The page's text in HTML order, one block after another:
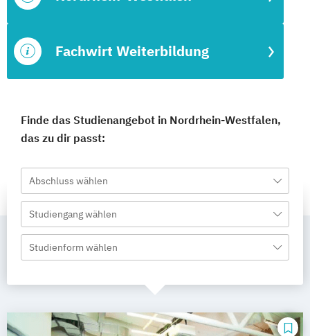
Fachwirt Weiterbildung
Finde das Studienangebot in Nordrhein-Westfalen,
das zu dir passt:
Abschluss wählen
Studiengang wählen
Studienform wählen